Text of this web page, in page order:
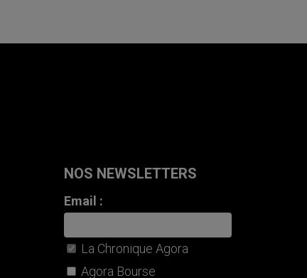
NOS NEWSLETTERS
Email :
La Chronique Agora
Agora Bourse